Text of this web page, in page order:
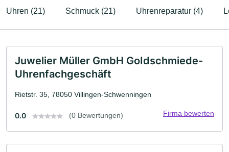
Uhren (21) Schmuck (21) Uhrenreparatur (4)
Juwelier Müller GmbH GoIdschmiede-
Uhrenfachgeschäft
Rietstr. 35, 78050 Villingen-Schwenningen
0.0 (0 Bewertungen) Firma bewerten